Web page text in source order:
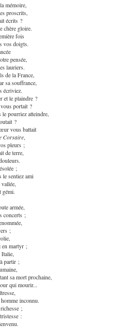
mémoire,
proscrits,
écrits ?
chère gloire.
fois
vos doigts.
pensée,
lauriers.
de la France,
sa souffrance,
écriviez.
et le plaindre ?
portait ?
pourriez atteindre,
?
vous battait
Corsaire,
pleurs ;
de terre,
;
le sentiez ami
gémi.
armée,
concerts ;
;
en martyr ;
partir ;
sa mort prochaine,
qui mourir...
inconnu.
;
: